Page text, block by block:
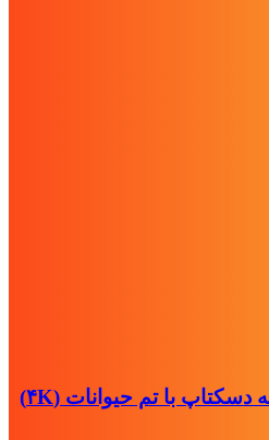
پس زمینه مخصوص صفحه دسکتاپ با تم حیوانات (۴K)